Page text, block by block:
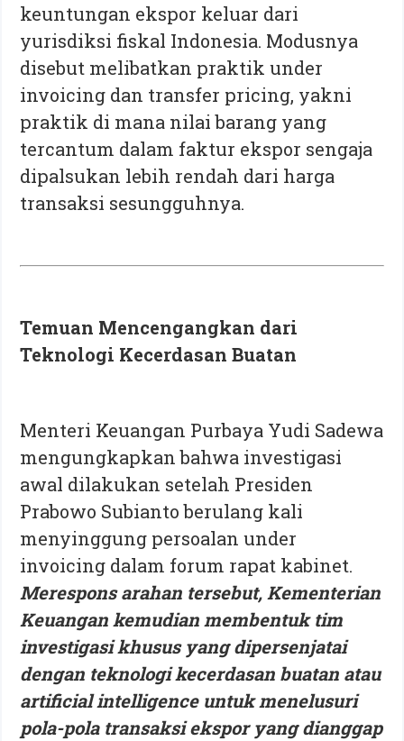
keuntungan ekspor keluar dari
yurisdiksi fiskal Indonesia. Modusnya
disebut melibatkan praktik under
invoicing dan transfer pricing, yakni
praktik di mana nilai barang yang
tercantum dalam faktur ekspor sengaja
dipalsukan lebih rendah dari harga
transaksi sesungguhnya.
Temuan Mencengangkan dari
Teknologi Kecerdasan Buatan
Menteri Keuangan Purbaya Yudi Sadewa
mengungkapkan bahwa investigasi
awal dilakukan setelah Presiden
Prabowo Subianto berulang kali
menyinggung persoalan under
invoicing dalam forum rapat kabinet.
Merespons arahan tersebut, Kementerian
Keuangan kemudian membentuk tim
investigasi khusus yang dipersenjatai
dengan teknologi kecerdasan buatan atau
artificial intelligence untuk menelusuri
pola-pola transaksi ekspor yang dianggap